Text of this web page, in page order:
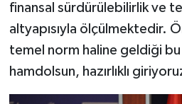
finansal sürdürülebilirlik ve
altyapısıyla ölçülmektedir.
temel norm haline geldiği
hamdolsun, hazırlıklı